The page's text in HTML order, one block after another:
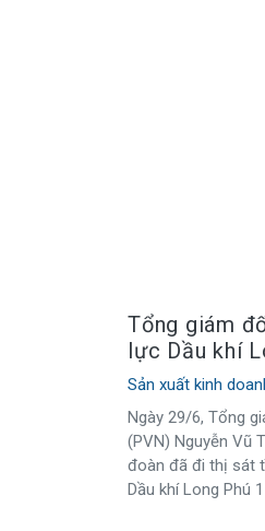
Tổng giám
lực Dầu khí
Sản xuất kinh
Ngày 29/6, Tổng
(PVN) Nguyễn Vũ
đoàn đã đi thị sát
Dầu khí Long Phú